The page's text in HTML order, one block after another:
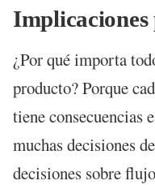
¿Por qué importa
producto? Porque
tiene consecuencias
muchas decisiones
decisiones sobre